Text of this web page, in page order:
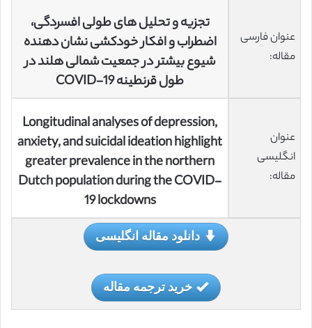
عنوان فارسی
مقاله:
تجزیه و تحلیل های طولی افسردگی،
اضطراب و افکار خودکشی نشان دهنده
شیوع بیشتر در جمعیت شمالی هلند در
طول قرنطینه COVID-19
عنوان
انگلیسی
مقاله:
Longitudinal analyses of depression,
anxiety, and suicidal ideation highlight
greater prevalence in the northern
Dutch population during the COVID-
19 lockdowns
دانلود مقاله انگلیسی
خرید ترجمه مقاله